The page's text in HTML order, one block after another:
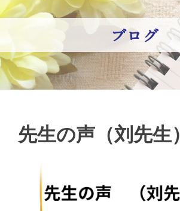
ブログ
先生の声（刘先生）